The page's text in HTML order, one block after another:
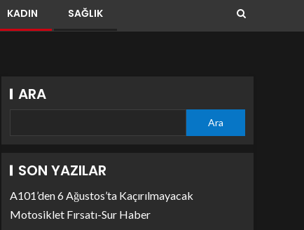
KADIN SAĞLIK
ARA
Ara
SON YAZILAR
A101’den 6 Ağustos’ta Kaçırılmayacak
Motosiklet Fırsatı-Sur Haber